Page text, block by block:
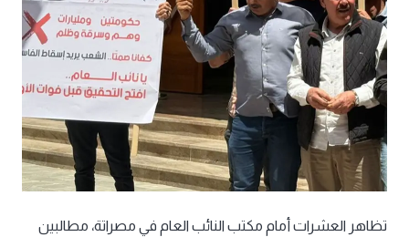
تظاهر العشرات أمام مكتب النائب العام في مصراتة، مطالبين